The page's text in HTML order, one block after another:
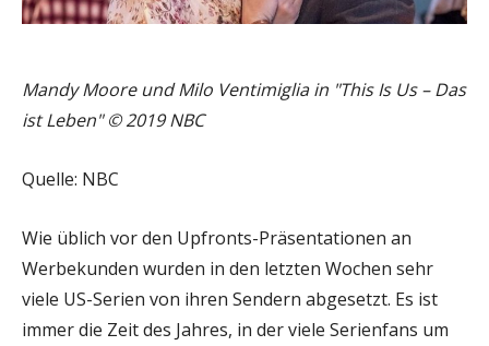
Mandy Moore und Milo Ventimiglia in "This Is Us – Das
ist Leben" © 2019 NBC
Quelle: NBC
Wie üblich vor den Upfronts-Präsentationen an
Werbekunden wurden in den letzten Wochen sehr
viele US-Serien von ihren Sendern abgesetzt. Es ist
immer die Zeit des Jahres, in der viele Serienfans um